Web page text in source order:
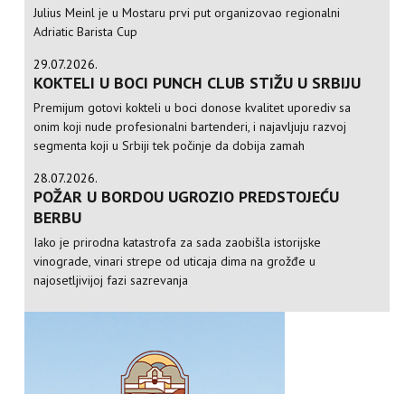
Julius Meinl je u Mostaru prvi put organizovao regionalni
Adriatic Barista Cup
29.07.2026.
KOKTELI U BOCI PUNCH CLUB STIŽU U SRBIJU
Premijum gotovi kokteli u boci donose kvalitet uporediv sa
onim koji nude profesionalni bartenderi, i najavljuju razvoj
segmenta koji u Srbiji tek počinje da dobija zamah
28.07.2026.
POŽAR U BORDOU UGROZIO PREDSTOJEĆU
BERBU
Iako je prirodna katastrofa za sada zaobišla istorijske
vinograde, vinari strepe od uticaja dima na grožđe u
najosetljivijoj fazi sazrevanja